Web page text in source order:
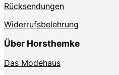
Rücksendungen
Widerrufsbelehrung
Über Horsthemke
Das Modehaus